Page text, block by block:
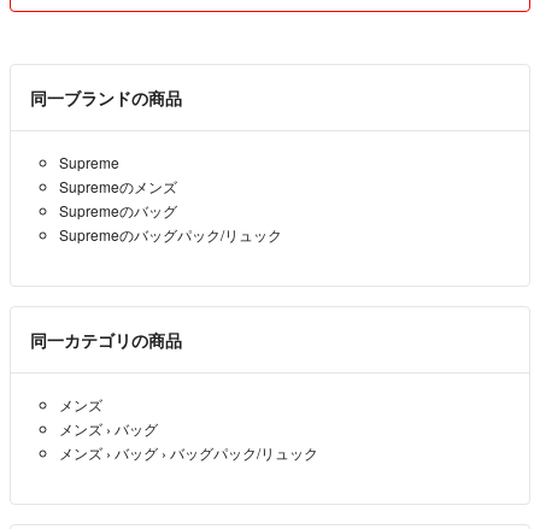
同一ブランドの商品
Supreme
Supremeのメンズ
Supremeのバッグ
Supremeのバッグパック/リュック
同一カテゴリの商品
メンズ
メンズ › バッグ
メンズ › バッグ › バッグパック/リュック